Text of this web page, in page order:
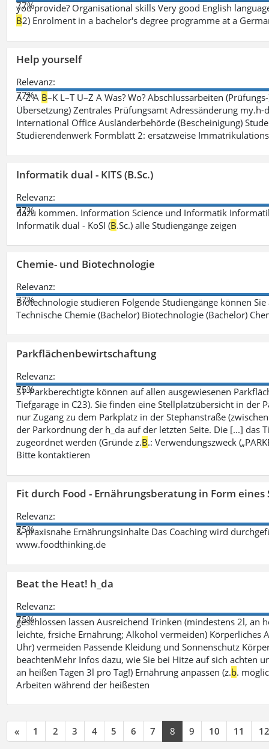
77%
you provide? Organisational skills Very good English
B2) Enrolment in a bachelor's degree programme at a
Help yourself
Relevanz:
77%
A-Z A B–K L–T U–Z A Was? Wo? Abschlussarbeiten
Übersetzung) Zentrales Prüfungsamt Adressänderung
International Office Ausländerbehörde (Bescheinigung)
Studierendenwerk Formblatt 2: ersatzweise
Informatik dual - KITS (B.Sc.)
Relevanz:
77%
dazu kommen. Information Science und Informatik
Informatik dual - KoSI (B.Sc.) alle Studiengänge zeigen
Chemie- und Biotechnologie
Relevanz:
77%
Biotechnologie studieren Folgende Studiengänge können
Technische Chemie (Bachelor) Biotechnologie (Bachelor)
Parkflächenbewirtschaftung
Relevanz:
75%
S1-Parkberechtigte können auf allen ausgewiesenen
Tiefgarage in C23). Sie finden eine Stellplatzübersicht in
nur Zugang zu dem Parkplatz in der Stephanstraße
der Parkordnung der h_da auf der letzten Seite. Die [...]
zugeordnet werden (Gründe z.B.: Verwendungszweck
Bitte kontaktieren
Fit durch Food - Ernährungsberatung in Form eines
Relevanz:
75%
& praxisnahe Ernährungsinhalte Das Coaching wird
www.foodthinking.de
Beat the Heat! h_da
Relevanz:
75%
geschlossen lassen Ausreichend Trinken (mindestens 2l, an
leichte, frsiche Ernährung; Alkohol vermeiden) Körperliches
Uhr) vermeiden Passende Kleidung und Sonnenschutz
beachtenMehr Infos dazu, wie Sie bei Hitze auf sich achten
an heißen Tagen 3l pro Tag!) Ernährung anpassen (z.b.
Arbeiten während der heißesten
« 1 2 3 4 5 6 7 8 9 10 11 12